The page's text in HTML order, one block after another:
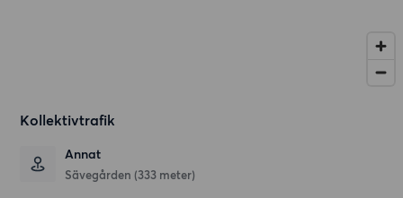
Kollektivtrafik
Annat
Sävegården (333 meter)